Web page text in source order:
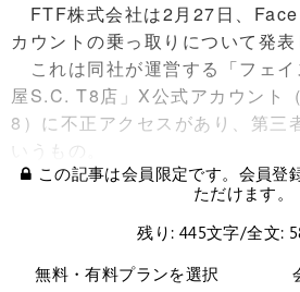
FTF株式会社は2月27日、
カウントの乗っ取りについて発表
これは同社が運営する「フェ
屋S.C. T8店」X公式アカウント
8）に不正アクセスがあり、第三
いうもの。
この記事は会員限定です。会員登
ただけます。
残り: 445文字/全文:
無料・有料プランを選択